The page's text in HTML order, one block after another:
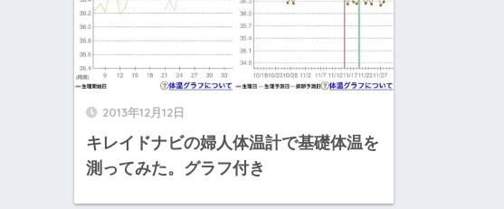
2013年12月12日
キレイドナビの婦人体温計で基礎体温を
測ってみた。グラフ付き